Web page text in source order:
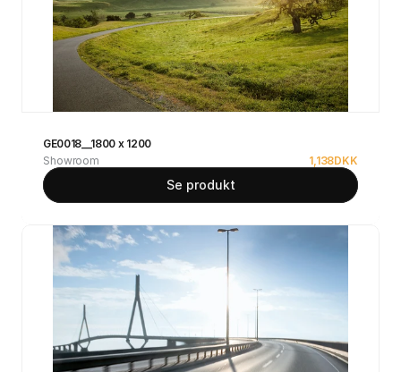
GE0018__1800 x 1200
Showroom
1,138DKK
Se produkt